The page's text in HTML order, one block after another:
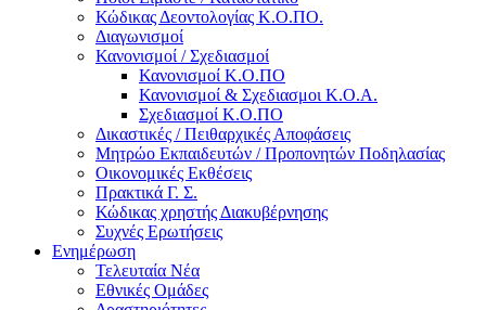
Κώδικας Δεοντολογίας Κ.Ο.ΠΟ.
Διαγωνισμοί
Κανονισμοί / Σχεδιασμοί
Κανονισμοί Κ.Ο.ΠΟ
Κανονισμοί & Σχεδιασμοι Κ.Ο.Α.
Σχεδιασμοί Κ.Ο.ΠΟ
Δικαστικές / Πειθαρχικές Αποφάσεις
Μητρώο Εκπαιδευτών / Προπονητών Ποδηλασίας
Οικονομικές Εκθέσεις
Πρακτικά Γ. Σ.
Κώδικας χρηστής Διακυβέρνησης
Συχνές Ερωτήσεις
Ενημέρωση
Τελευταία Νέα
Εθνικές Ομάδες